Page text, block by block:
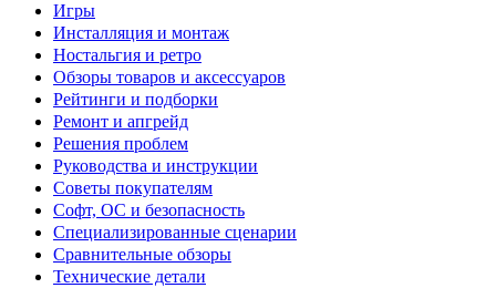
Игры
Инсталляция и монтаж
Ностальгия и ретро
Обзоры товаров и аксессуаров
Рейтинги и подборки
Ремонт и апгрейд
Решения проблем
Руководства и инструкции
Советы покупателям
Софт, ОС и безопасность
Специализированные сценарии
Сравнительные обзоры
Технические детали